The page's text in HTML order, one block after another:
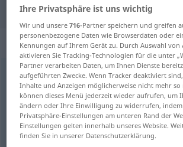
"refinement" Deutsch
„refinement“: noun
refinements
Übersicht aller Übersetzungen
(Für mehr Details die Übersetzung anklicken/
Feinheit, Vornehmheit, vornehmes
Ihre Privatsphäre ist uns wichtig
Wir und unsere716-Partner speichern und greifen
personenbezogene Daten wie Browserdaten oder
Kennungen auf Ihrem Gerät zu. Durch Auswahl von
aktivieren Sie Tracking-Technologien für die unter
Partner verarbeiten Daten, um Ihnen Dienste
aufgeführten Zwecke. Wenn Tracker deaktiviert
Inhalte und Anzeigen möglicherweise nicht mehr so
können dieses Menü jederzeit wieder aufrufen, um
ändern oder Ihre Einwilligung zu widerrufen, indem
Privatsphäre-Einstellungen am unteren Rand der
Einstellungen gelten innerhalb unseres Website.
finden Sie in unserer Datenschutzerklärung.